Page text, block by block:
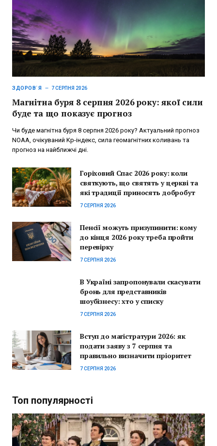
ЗДОРОВ`Я 7 СЕРПНЯ 2026
Магнітна буря 8 серпня 2026 року: якої сили
буде та що показує прогноз
Чи буде магнітна буря 8 серпня 2026 року? Актуальний прогноз
NOAA, очікуваний Kp-індекс, сила геомагнітних коливань та
прогноз на найближчі дні.
Горіховий Спас 2026 року: коли
святкують, що святять у церкві та
які традиції приносять добробут
7 СЕРПНЯ 2026
Пенсії можуть призупинити: кому
до кінця 2026 року треба пройти
перевірку
7 СЕРПНЯ 2026
В Україні запропонували скасувати
бронь для представників
шоубізнесу: хто у списку
7 СЕРПНЯ 2026
Вступ до магістратури 2026: як
подати заяву з 7 серпня та
правильно визначити пріоритет
7 СЕРПНЯ 2026
Топ популярності